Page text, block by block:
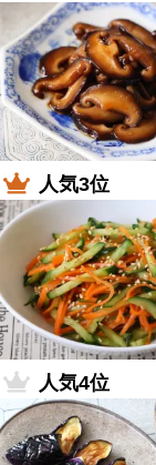
人気3位
人気4位